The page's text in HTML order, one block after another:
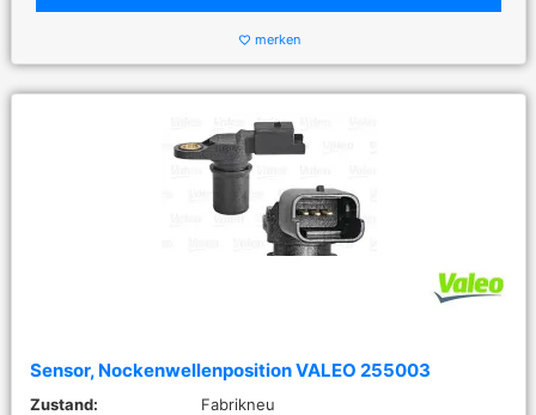
favorite_border merken
Sensor, Nockenwellenposition VALEO 255003
Zustand:
Fabrikneu